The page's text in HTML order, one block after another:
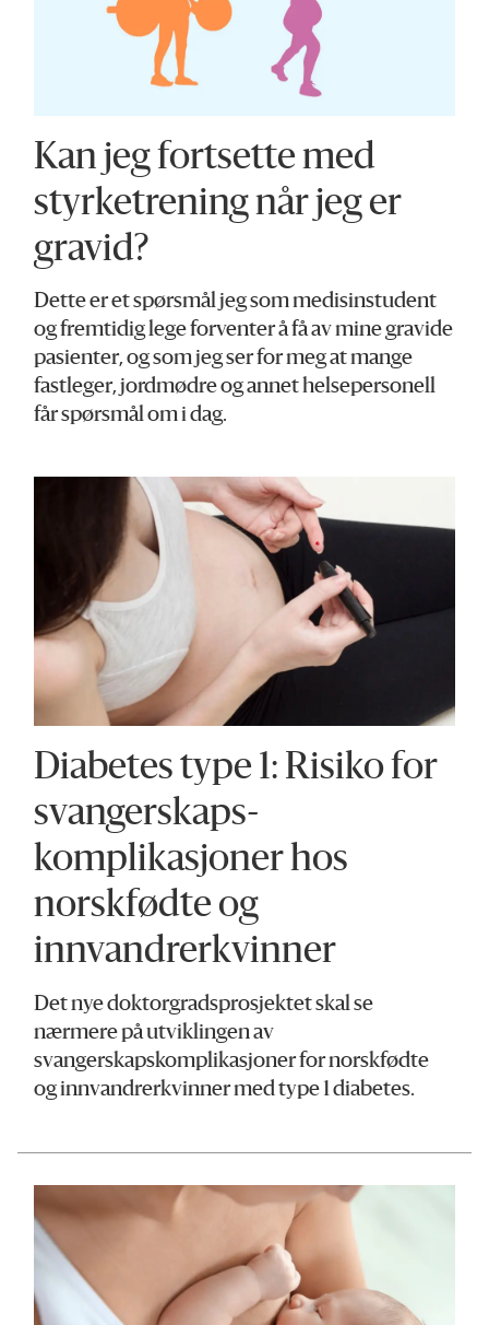
Kan jeg fortsette med
styrke­trening når jeg er
gravid?
Dette er et spørsmål jeg som medisinstudent
og fremtidig lege forventer å få av mine gravide
pasienter, og som jeg ser for meg at mange
fastleger, jordmødre og annet helsepersonell
får spørsmål om i dag.
Diabetes type 1: Risiko for
svangerskaps­
komplikasjoner hos
norskfødte og
innvandrer­­kvinner
Det nye doktorgradsprosjektet skal se
nærmere på utviklingen av
svangerskapskomplikasjoner for norskfødte
og innvandrerkvinner med type 1 diabetes.